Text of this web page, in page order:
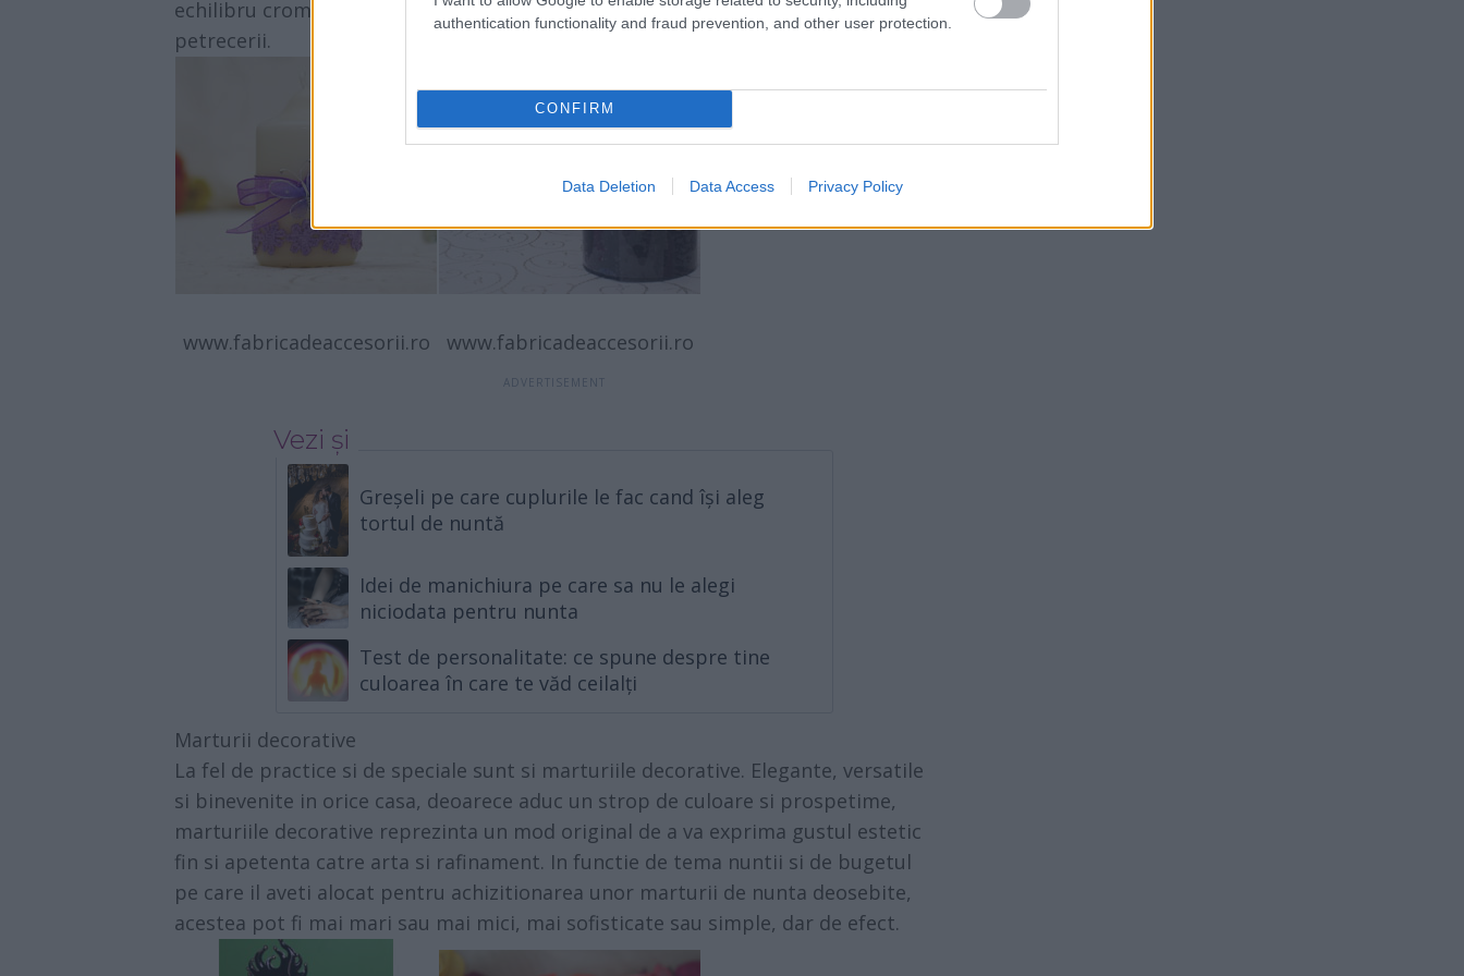
authentication functionality and fraud prevention, and other user protection.
CONFIRM
Data Deletion Data Access Privacy Policy
echilibru cromatic ce va da un plus de stil salii alese pentru desfasurarea
petrecerii.
www.fabricadeaccesorii.ro www.fabricadeaccesorii.ro
Vezi și
Greșeli pe care cuplurile le fac cand își aleg
tortul de nuntă
Idei de manichiura pe care sa nu le alegi
niciodata pentru nunta
Test de personalitate: ce spune despre tine
culoarea în care te văd ceilalți
Marturii decorative
La fel de practice si de speciale sunt si marturiile decorative. Elegante, versatile
si binevenite in orice casa, deoarece aduc un strop de culoare si prospetime,
marturiile decorative reprezinta un mod original de a va exprima gustul estetic
fin si apetenta catre arta si rafinament. In functie de tema nuntii si de bugetul
pe care il aveti alocat pentru achizitionarea unor marturii de nunta deosebite,
acestea pot fi mai mari sau mai mici, mai sofisticate sau simple, dar de efect.